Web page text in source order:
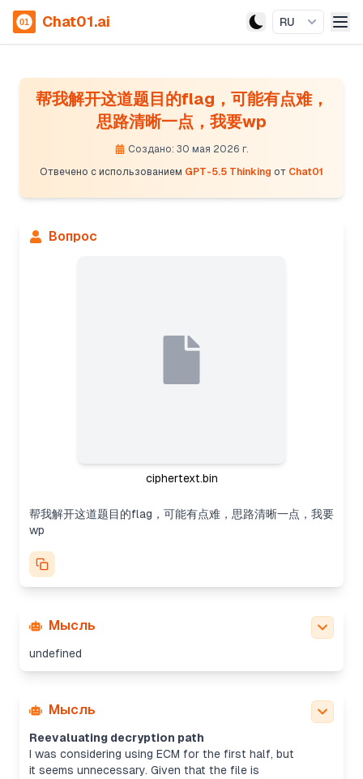
Chat01.ai RU
帮我解开这道题目的flag，可能有点难，
思路清晰一点，我要wp
Создано: 30 мая 2026 г.
Отвечено с использованием GPT-5.5 Thinking от Chat01
Вопрос
ciphertext.bin
帮我解开这道题目的flag，可能有点难，思路清晰一点，我要
wp
Мысль
undefined
Мысль
Reevaluating decryption path
I was considering using ECM for the first half, but
it seems unnecessary. Given that the file is